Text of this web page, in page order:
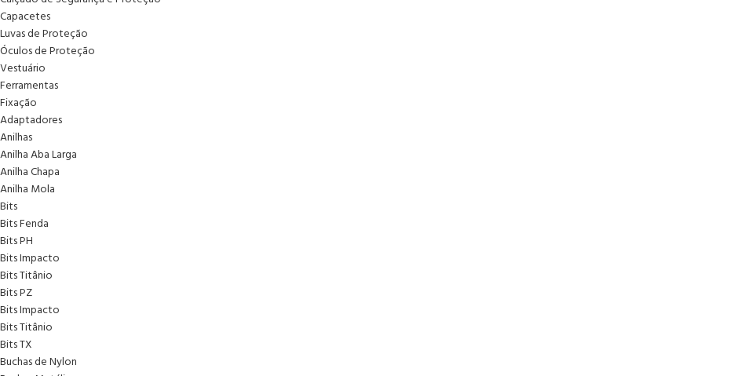
Capacetes
Luvas de Proteção
Óculos de Proteção
Vestuário
Ferramentas
Fixação
Adaptadores
Anilhas
Anilha Aba Larga
Anilha Chapa
Anilha Mola
Bits
Bits Fenda
Bits PH
Bits Impacto
Bits Titânio
Bits PZ
Bits Impacto
Bits Titânio
Bits TX
Buchas de Nylon